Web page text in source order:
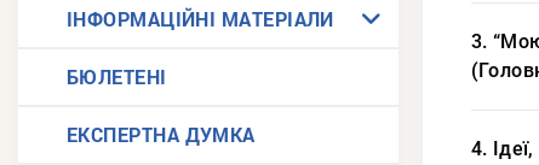
ІНФОРМАЦІЙНІ МАТЕРІАЛИ
БЮЛЕТЕНІ
ЕКСПЕРТНА ДУМКА
3.
4.